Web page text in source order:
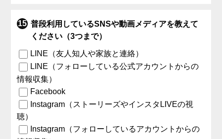
普段利用しているSNSや動画メディアを教えて
ください（3つまで）
LINE（友人知人や家族と連絡）
LINE（フォローしている公式アカウントからの
情報収集）
Facebook
Instagram（ストーリーズやインスタLIVEの視
聴）
Instagram（フォローしているアカウントからの